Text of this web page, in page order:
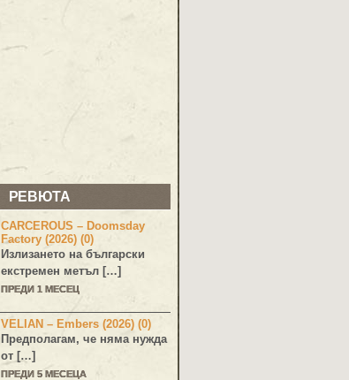
РЕВЮТА
CARCEROUS – Doomsday
Factory (2026) (0)
Излизането на български
екстремен метъл […]
ПРЕДИ 1 МЕСЕЦ
VELIAN – Embers (2026) (0)
Предполагам, че няма нужда
от […]
ПРЕДИ 5 МЕСЕЦА